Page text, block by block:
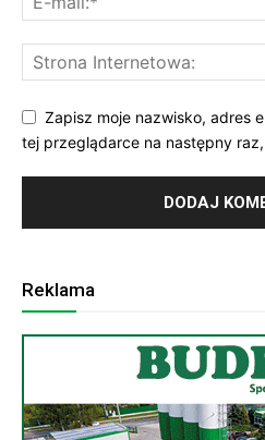
Zapisz moje nazwisko, adres
tej przeglądarce na następny
Reklama